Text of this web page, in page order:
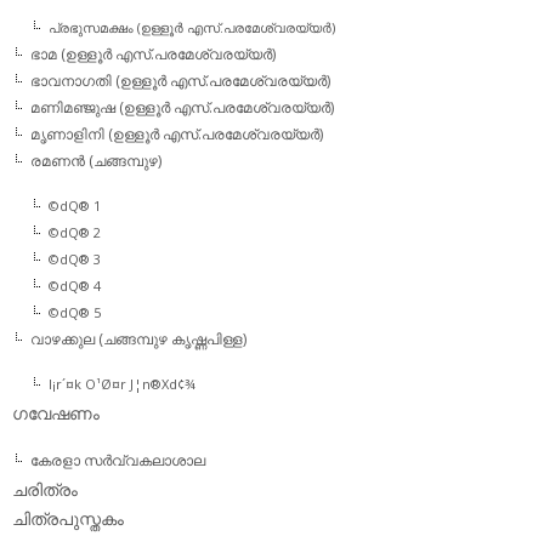
പ്രഭുസമക്ഷം (ഉള്ളൂര്‍ എസ്.പരമേശ്വരയ്യര്‍)
ഭാമ (ഉള്ളൂര്‍ എസ്.പരമേശ്വരയ്യര്‍)
ഭാവനാഗതി (ഉള്ളൂര്‍ എസ്.പരമേശ്വരയ്യര്‍)
മണിമഞ്ജുഷ (ഉള്ളൂര്‍ എസ്.പരമേശ്വരയ്യര്‍)
മൃണാളിനി (ഉള്ളൂര്‍ എസ്.പരമേശ്വരയ്യര്‍)
രമണന്‍ (ചങ്ങമ്പുഴ)
©dQ® 1
©dQ® 2
©dQ® 3
©dQ® 4
©dQ® 5
വാഴക്കുല (ചങ്ങമ്പുഴ കൃഷ്ണപിള്ള)
l¡r´¤k O¹Ø¤r J¦n®Xd¢¾
ഗവേഷണം
കേരളാ സര്‍വ്വകലാശാല
ചരിത്രം
ചിത്രപുസ്തകം